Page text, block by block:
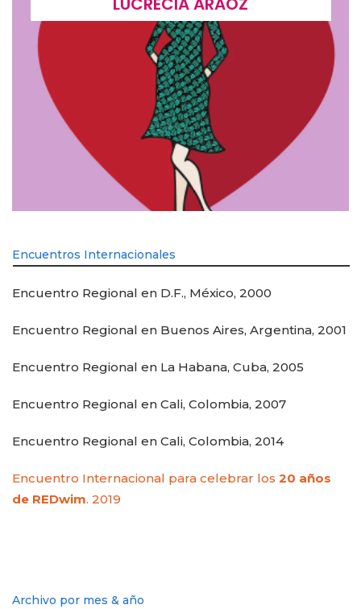
Encuentros Internacionales
Encuentro Regional en D.F., México, 2000
Encuentro Regional en Buenos Aires, Argentina, 2001
Encuentro Regional en La Habana, Cuba, 2005
Encuentro Regional en Cali, Colombia, 2007
Encuentro Regional en Cali, Colombia, 2014
Encuentro Internacional para celebrar los 20 años
de REDwim. 2019
Archivo por mes & año